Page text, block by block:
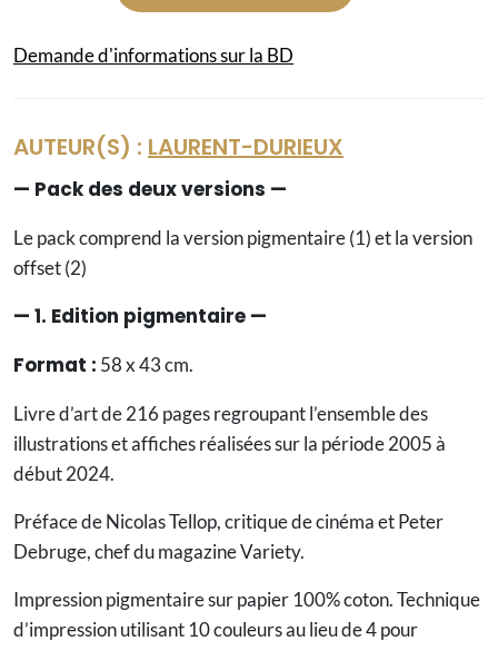
de
pack
de
Demande d'informations sur la BD
AUTEUR(S) : LAURENT-DURIEUX
— Pack des deux versions —
Le pack comprend la version pigmentaire (1) et la version
offset (2)
— 1. Edition pigmentaire —
Format : 58 x 43 cm.
Livre d’art de 216 pages regroupant l’ensemble des
illustrations et affiches réalisées sur la période 2005 à
début 2024.
Préface de Nicolas Tellop, critique de cinéma et Peter
Debruge, chef du magazine Variety.
Impression pigmentaire sur papier 100% coton. Technique
d’impression utilisant 10 couleurs au lieu de 4 pour